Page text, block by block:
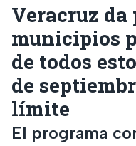
Veracruz da
municipios
de todos
de
límite
El programa